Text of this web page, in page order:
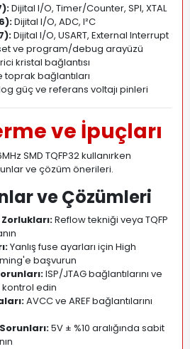
Dijital I/O, Timer/Counter, SPI, XTAL
Dijital I/O, ADC, I²C
Dijital I/O, USART, External Interrupt
ve program/debug arayüzü
kristal bağlantısı
toprak bağlantıları
güç ve referans voltajı pinleri
ve İpuçları
SMD TQFP32 kullanırken
ve çözüm önerileri.
ve Çözümleri
Reflow tekniği veya TQFP
Yanlış fuse ayarları için High
başvurun
ISP/JTAG bağlantılarını ve
kontrol edin
AVCC ve AREF bağlantılarını
5V ± %10 aralığında sabit